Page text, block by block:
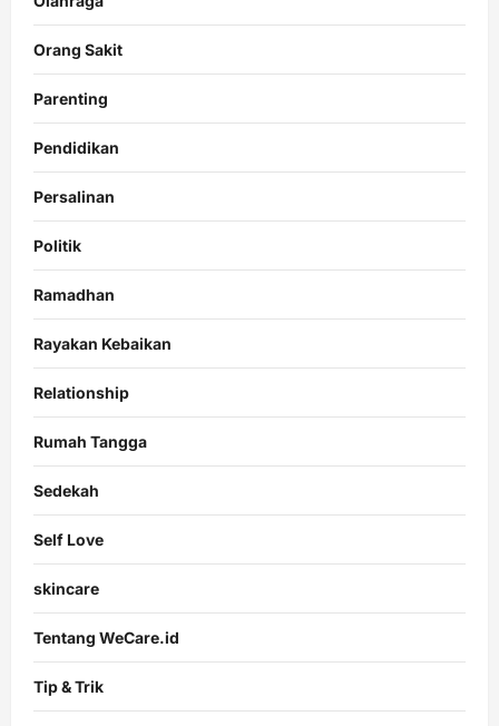
Orang Sakit
Parenting
Pendidikan
Persalinan
Politik
Ramadhan
Rayakan Kebaikan
Relationship
Rumah Tangga
Sedekah
Self Love
skincare
Tentang WeCare.id
Tip & Trik